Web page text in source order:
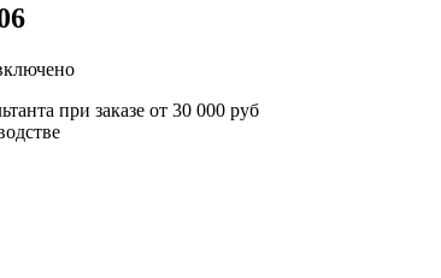
при заказе от 30 000 руб